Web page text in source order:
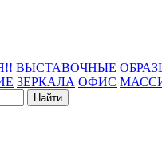
ВЫСТАВОЧНЫЕ
ЗЕРКАЛА ОФИС
Найти